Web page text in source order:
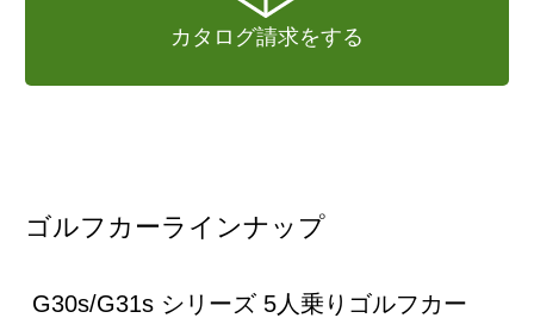
カタログ請求をする
ゴルフカーラインナップ
G30s/G31s シリーズ 5人乗りゴルフカー